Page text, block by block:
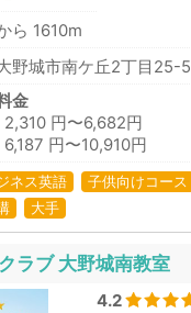
ら 1610m
野城市南ケ丘2丁目25-5
金
円〜6,682円
円〜10,910円
ネス英語 子供向けコース
大手
ラブ 大野城南教室
4.2